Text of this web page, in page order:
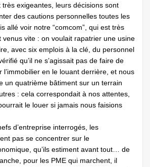
très exigeantes, leurs décisions sont
des cautions personnelles toutes les
allé voir notre “comcom”, qui est très
venus vite : on voulait rapatrier une usine
avec six emplois à la clé, du personnel
qu’il ne s’agissait pas de faire de
l’immobilier en le louant derrière, et nous
un quatrième bâtiment sur un terrain
: cela correspondait à nos attentes,
le louer si jamais nous faisions
d’entreprise interrogés, les
pas se concentrer sur le
qu’ils estiment avant tout… de
pour les PME qui marchent, il